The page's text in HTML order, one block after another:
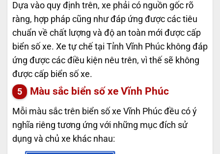
Dựa vào quy định trên, xe phải có nguồn gốc rõ
ràng, hợp pháp cũng như đáp ứng được các tiêu
chuẩn về chất lượng và độ an toàn mới được cấp
biển số xe. Xe tự chế tại Tỉnh Vĩnh Phúc không đáp
ứng được các điều kiện nêu trên, vì thế sẽ không
được cấp biển số xe.
Màu sắc biển số xe Vĩnh Phúc
Mỗi màu sắc trên biển số xe Vĩnh Phúc đều có ý
nghĩa riêng tương ứng với những mục đích sử
dụng và chủ xe khác nhau: